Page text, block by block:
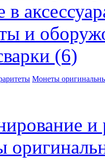
в
и
(6)
Монеты
и